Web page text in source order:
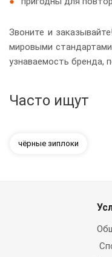
Звоните и
мировыми
узнаваемость бренда,
Часто ищут
чёрные зиплоки